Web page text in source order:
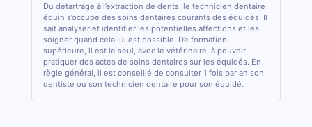
Du détartrage à l’extraction de dents, le technicien dentaire
équin s’occupe des soins dentaires courants des équidés. Il
sait analyser et identifier les potentielles affections et les
soigner quand cela lui est possible. De formation
supérieure, il est le seul, avec le vétérinaire, à pouvoir
pratiquer des actes de soins dentaires sur les équidés. En
règle général, il est conseillé de consulter 1 fois par an son
dentiste ou son technicien dentaire pour son équidé.